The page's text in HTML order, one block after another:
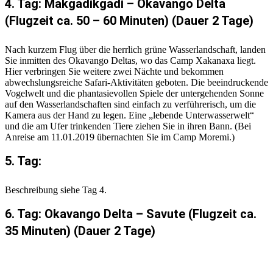
4. Tag: Makgadikgadi – Okavango Delta
(Flugzeit ca. 50 – 60 Minuten) (Dauer 2 Tage)
Nach kurzem Flug über die herrlich grüne Wasserlandschaft, landen
Sie inmitten des Okavango Deltas, wo das Camp Xakanaxa liegt.
Hier verbringen Sie weitere zwei Nächte und bekommen
abwechslungsreiche Safari-Aktivitäten geboten. Die beeindruckende
Vogelwelt und die phantasievollen Spiele der untergehenden Sonne
auf den Wasserlandschaften sind einfach zu verführerisch, um die
Kamera aus der Hand zu legen. Eine „lebende Unterwasserwelt“
und die am Ufer trinkenden Tiere ziehen Sie in ihren Bann. (Bei
Anreise am 11.01.2019 übernachten Sie im Camp Moremi.)
5. Tag:
Beschreibung siehe Tag 4.
6. Tag: Okavango Delta – Savute (Flugzeit ca.
35 Minuten) (Dauer 2 Tage)